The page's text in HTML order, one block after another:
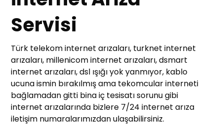
Servisi
Türk telekom internet arızaları, turknet internet
arızaları, millenicom internet arızaları, dsmart
internet arızaları, dsl ışığı yok yanmıyor, kablo
ucuna ismin bırakılmış ama tekomcular interneti
bağlamadan gitti bina iç tesisatı sorunu gibi
internet arızalarında bizlere 7/24 internet arıza
iletişim numaralarımızdan ulaşabilirsiniz.